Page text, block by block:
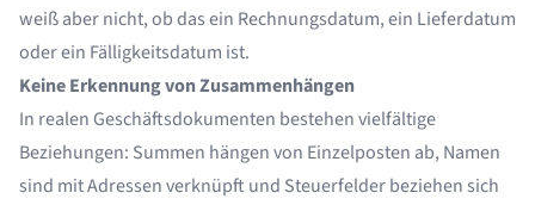
weiß aber nicht, ob das ein Rechnungsdatum, ein Lieferdatum
oder ein Fälligkeitsdatum ist.
Keine Erkennung von Zusammenhängen
In realen Geschäftsdokumenten bestehen vielfältige
Beziehungen: Summen hängen von Einzelposten ab, Namen
sind mit Adressen verknüpft und Steuerfelder beziehen sich